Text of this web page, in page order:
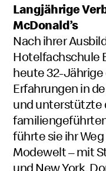
Langjährige
McDonald’s
Nach ihrer
Hotelfachschule
heute 32-
Erfahrungen in
und unterstützte
führte sie ihr
Modewelt – mit
und New York.